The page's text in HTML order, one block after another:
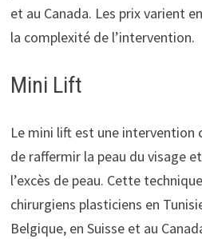
et au Canada. Les prix varient
la complexité de l’intervention.
Mini Lift
Le mini lift est une intervention
de raffermir la peau du visage
l’excès de peau. Cette
chirurgiens plasticiens en
Belgique, en Suisse et au